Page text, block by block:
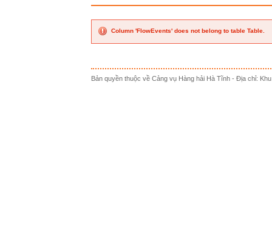
Column 'FlowEvents' does not belong to table Table.
Bản quyền thuộc về Cảng vụ Hàng hải Hà Tĩnh - Địa chỉ: